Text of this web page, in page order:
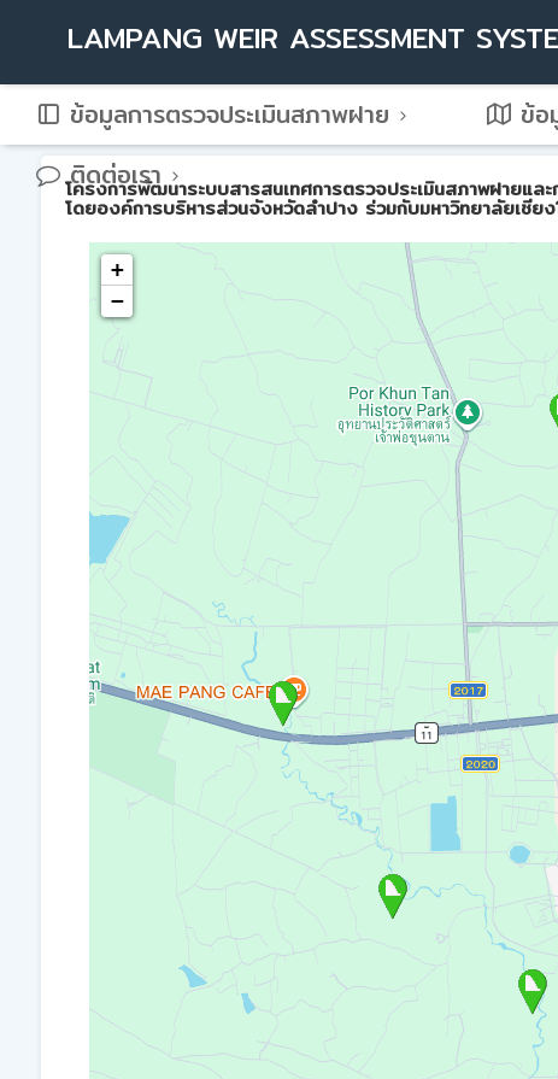
LAMPANG WEIR ASSESSMENT
ข้อมูลการตรวจประเมินสภาพฝาย ข้อ
ติดต่อเรา
โครงการพัฒนาระบบสารสนเทศการตรวจประเมินสภาพฝายแ
โดยองค์การบริหารส่วนจังหวัดลำปาง ร่วมกับมหาวิทยาลัยเชียง
+
−